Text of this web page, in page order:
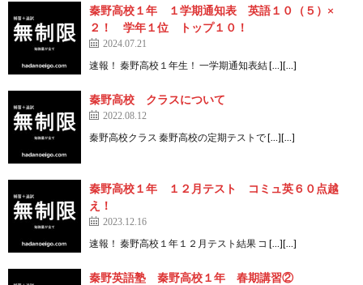
秦野高校１年 １学期通知表 英語１０（５）×
２！ 学年１位 トップ１０！
2024.07.21
速報！ 秦野高校１年生！ 一学期通知表結 […][…]
秦野高校 クラスについて
2022.08.12
秦野高校クラス 秦野高校の定期テストで […][…]
秦野高校１年 １２月テスト コミュ英６０点越
え！
2023.12.16
速報！ 秦野高校１年１２月テスト結果 コ […][…]
秦野英語塾 秦野高校１年 春期講習②